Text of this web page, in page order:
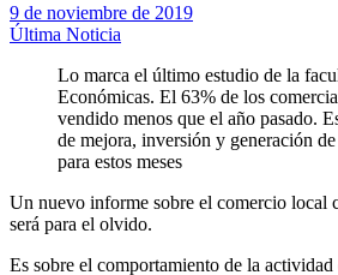
9 de noviembre de 2019
Última Noticia
Lo marca el último estudio de la
Económicas. El 63% de los
vendido menos que el año pasado.
de mejora, inversión y generación
para estos meses
Un nuevo informe sobre el comercio local
será para el olvido.
Es sobre el comportamiento de la